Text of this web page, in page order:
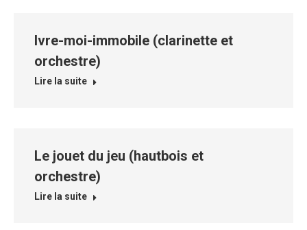
Ivre-moi-immobile (clarinette et
orchestre)
Lire la suite
Le jouet du jeu (hautbois et
orchestre)
Lire la suite